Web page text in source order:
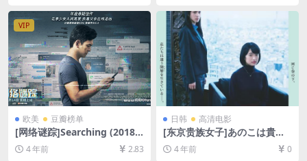
B][中英字幕]
删减][MP4/5.8GB][中英字幕]
VIP
欧美 豆瓣榜单
[网络谜踪]Searching (2018)
[百度网盘+迅雷云盘资源1080
P超清未删减][MP4/6GB][中
4 年前 2.83
日韩 高清电影
[东京贵族女子]あのこは貴族
(2021)[百度网盘+迅雷云盘资
源1080P超清未删减][MP4/7.
4 年前 0